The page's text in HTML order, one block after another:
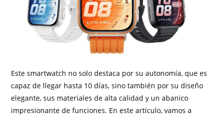
Este smartwatch no solo destaca por su autonomía, que es
capaz de llegar hasta 10 días, sino también por su diseño
elegante, sus materiales de alta calidad y un abanico
impresionante de funciones. En este artículo, vamos a